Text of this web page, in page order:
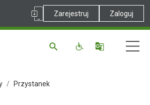
Zarejestruj Zaloguj
Przystanek